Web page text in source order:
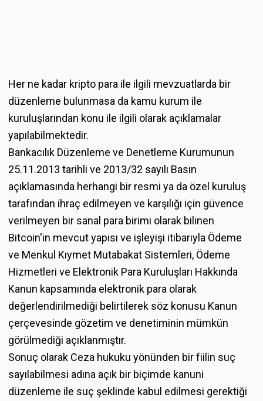
Her ne kadar kripto para ile ilgili mevzuatlarda bir
düzenleme bulunmasa da kamu kurum ile
kuruluşlarından konu ile ilgili olarak açıklamalar
yapılabilmektedir.
Bankacılık Düzenleme ve Denetleme Kurumunun
25.11.2013 tarihli ve 2013/32 sayılı Basın
açıklamasında herhangi bir resmi ya da özel kuruluş
tarafından ihraç edilmeyen ve karşılığı için güvence
verilmeyen bir sanal para birimi olarak bilinen
Bitcoin'in mevcut yapısı ve işleyişi itibarıyla Ödeme
ve Menkul Kıymet Mutabakat Sistemleri, Ödeme
Hizmetleri ve Elektronik Para Kuruluşları Hakkında
Kanun kapsamında elektronik para olarak
değerlendirilmediği belirtilerek söz konusu Kanun
çerçevesinde gözetim ve denetiminin mümkün
görülmediği açıklanmıştır.
Sonuç olarak Ceza hukuku yönünden bir fiilin suç
sayılabilmesi adına açık bir biçimde kanuni
düzenleme ile suç şeklinde kabul edilmesi gerektiği